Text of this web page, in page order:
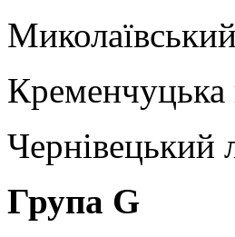
Кременчуцька
Чернівецький
Група G